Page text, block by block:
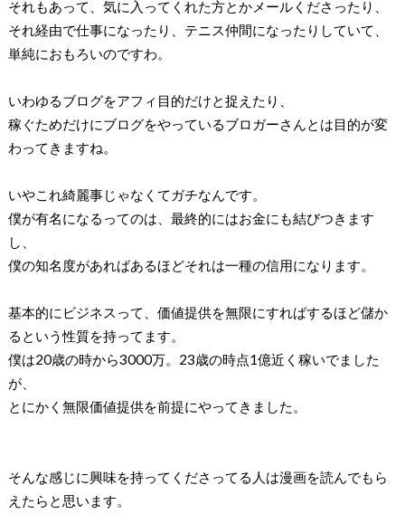
それもあって、気に入ってくれた方とかメールくださったり、
それ経由で仕事になったり、テニス仲間になったりしていて、
単純におもろいのですわ。
いわゆるブログをアフィ目的だけと捉えたり、
稼ぐためだけにブログをやっているブロガーさんとは目的が変
わってきますね。
いやこれ綺麗事じゃなくてガチなんです。
僕が有名になるってのは、最終的にはお金にも結びつきます
し、
僕の知名度があればあるほどそれは一種の信用になります。
基本的にビジネスって、価値提供を無限にすればするほど儲か
るという性質を持ってます。
僕は20歳の時から3000万。23歳の時点1億近く稼いでました
が、
とにかく無限価値提供を前提にやってきました。
そんな感じに興味を持ってくださってる人は漫画を読んでもら
えたらと思います。